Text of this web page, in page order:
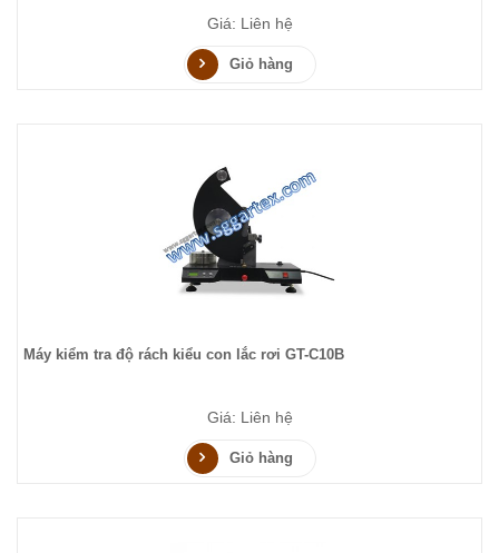
Giá: Liên hệ
Giỏ hàng
Máy kiểm tra độ rách kiểu con lắc rơi GT-C10B
Giá: Liên hệ
Giỏ hàng